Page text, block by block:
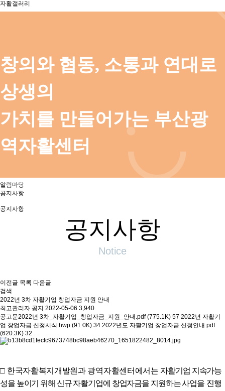
자활갤러리
창의와 협동, 소통과 연대로
상생의
가치를 만들어가는 부산광
역자활센터
알림마당
공지사항
공지사항
공지사항
Notice
이전글 목록 다음글
검색
2022년 3차 자활기업 창업자금 지원 안내
최고관리자 공지 2022-05-06 3,940
공고문2022년 3차_자활기업_창업자금_지원_안내.pdf (775.1K) 57 2022년 자활기
업 창업자금 신청서식.hwp (91.0K) 34 2022년도 자활기업 창업자금 신청안내.pdf
(620.3K) 32
□ 한국자활복지개발원과 광역자활센터에서는 자활기업 지속가능
성을 높이기 위해 신규 자활기업에 창업자금을 지원하는사업을 진행